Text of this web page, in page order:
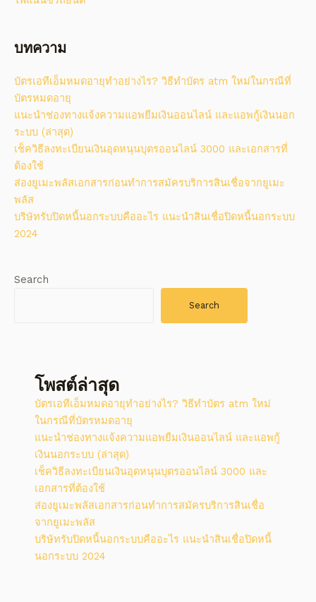
บทความ
บัตรเอทีเอ็มหมดอายุทำอย่างไร? วิธีทําบัตร atm ใหม่ในกรณีที่
บัตรหมดอายุ
แนะนำช่องทางแจ้งความแอพยืมเงินออนไลน์ และแอพกู้เงินนอก
ระบบ (ล่าสุด)
เช็ควิธีลงทะเบียนเงินอุดหนุนบุตรออนไลน์ 3000 และเอกสารที่
ต้องใช้
ส่องยูเมะพลัสเอกสารก่อนทำการสมัครบริการสินเชื่อจากยูเมะ
พลัส
บริษัทรับปิดหนี้นอกระบบคืออะไร แนะนำสินเชื่อปิดหนี้นอกระบบ
2024
Search
Search
โพสต์ล่าสุด
บัตรเอทีเอ็มหมดอายุทำอย่างไร? วิธีทําบัตร atm ใหม่
ในกรณีที่บัตรหมดอายุ
แนะนำช่องทางแจ้งความแอพยืมเงินออนไลน์ และแอพกู้
เงินนอกระบบ (ล่าสุด)
เช็ควิธีลงทะเบียนเงินอุดหนุนบุตรออนไลน์ 3000 และ
เอกสารที่ต้องใช้
ส่องยูเมะพลัสเอกสารก่อนทำการสมัครบริการสินเชื่อ
จากยูเมะพลัส
บริษัทรับปิดหนี้นอกระบบคืออะไร แนะนำสินเชื่อปิดหนี้
นอกระบบ 2024